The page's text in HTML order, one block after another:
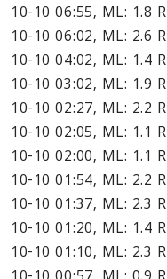
10-10 06:55, ML: 1.8 R
10-10 06:02, ML: 2.6 R
10-10 04:02, ML: 1.4 R
10-10 03:02, ML: 1.9 R
10-10 02:27, ML: 2.2 R
10-10 02:05, ML: 1.1 R
10-10 02:00, ML: 1.1 R
10-10 01:54, ML: 2.2 R
10-10 01:37, ML: 2.3 R
10-10 01:20, ML: 1.4 R
10-10 01:10, ML: 2.3 R